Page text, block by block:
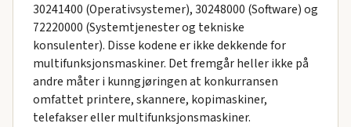
30241400 (Operativsystemer), 30248000 (Software) og
72220000 (Systemtjenester og tekniske
konsulenter). Disse kodene er ikke dekkende for
multifunksjonsmaskiner. Det fremgår heller ikke på
andre måter i kunngjøringen at konkurransen
omfattet printere, skannere, kopimaskiner,
telefakser eller multifunksjonsmaskiner.